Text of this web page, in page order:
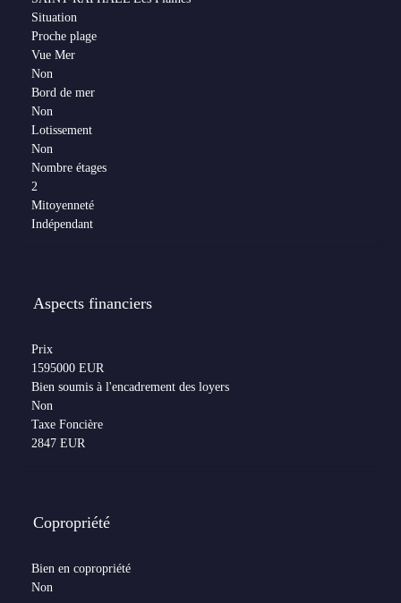
Situation
Proche plage
Vue Mer
Non
Bord de mer
Non
Lotissement
Non
Nombre étages
2
Mitoyenneté
Indépendant
Aspects financiers
Prix
1595000 EUR
Bien soumis à l'encadrement des loyers
Non
Taxe Foncière
2847 EUR
Copropriété
Bien en copropriété
Non